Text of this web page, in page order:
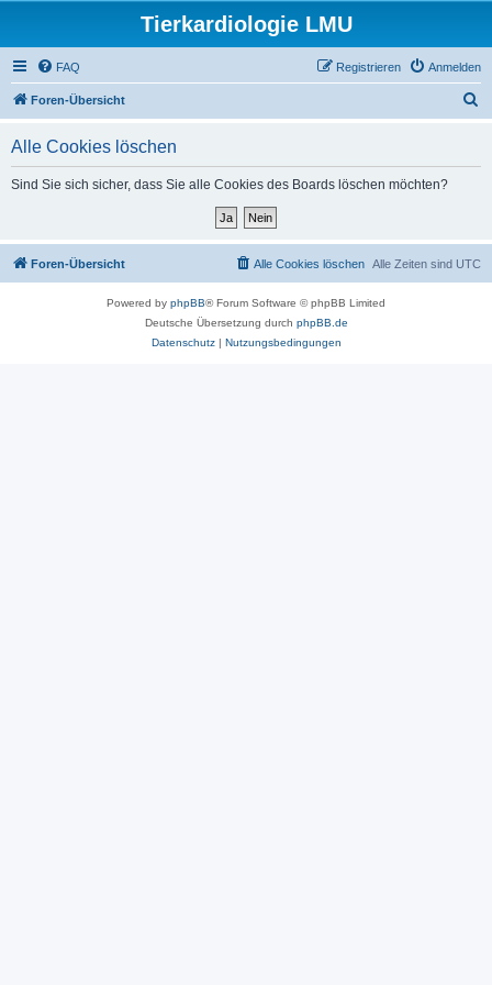
Tierkardiologie LMU
FAQ Anmelden
Registrieren
Foren-Übersicht
Alle Cookies löschen
Sind Sie sich sicher, dass Sie alle Cookies des Boards löschen möchten?
Foren-Übersicht Alle Zeiten sind UTC
Alle Cookies löschen
Powered by phpBB® Forum Software © phpBB Limited
Deutsche Übersetzung durch phpBB.de
Datenschutz| Nutzungsbedingungen